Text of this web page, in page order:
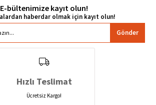
E-bültenimize kayıt olun!
Gönder
Hızlı Teslimat
Ücretsiz Kargo!